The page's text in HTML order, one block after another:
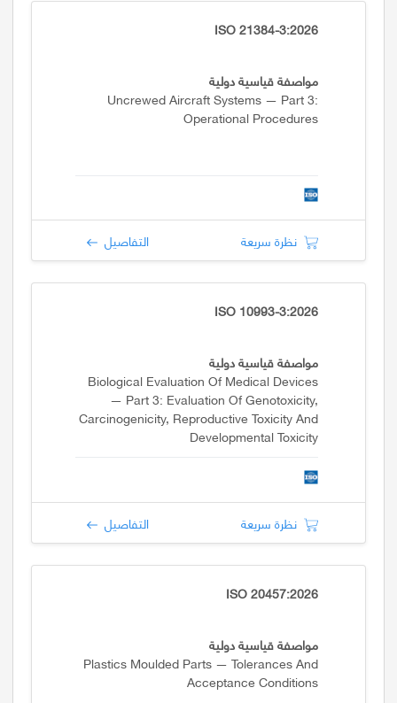
ISO 21384-3:2026
مواصفة قياسية دولية
Uncrewed Aircraft Systems — Part 3:
Operational Procedures
نظرة سريعة التفاصيل
ISO 10993-3:2026
مواصفة قياسية دولية
Biological Evaluation Of Medical Devices
— Part 3: Evaluation Of Genotoxicity,
Carcinogenicity, Reproductive Toxicity And
Developmental Toxicity
نظرة سريعة التفاصيل
ISO 20457:2026
مواصفة قياسية دولية
Plastics Moulded Parts — Tolerances And
Acceptance Conditions